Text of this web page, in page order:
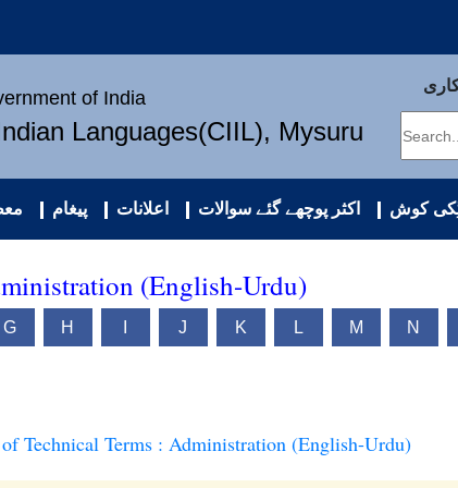
of India
Languages(CIIL), Mysuru
پیغام اعلانات اکثر پوچھے گئے سوالات کوش
(English-Urdu)
G H J K L M N
Technical Terms : Administration (English-Urdu)